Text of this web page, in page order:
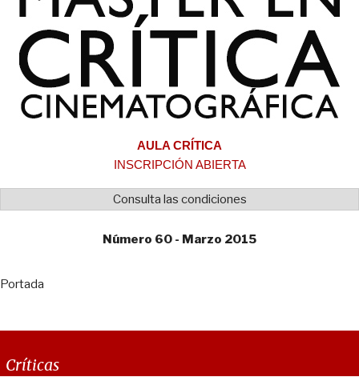
AULA CRÍTICA
INSCRIPCIÓN ABIERTA
Consulta las condiciones
Número 60 - Marzo 2015
Portada
Críticas